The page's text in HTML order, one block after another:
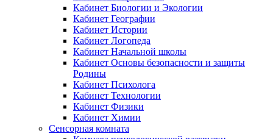
Кабинет Биологии и Экологии
Кабинет Географии
Кабинет Истории
Кабинет Логопеда
Кабинет Начальной школы
Кабинет Основы безопасности и защиты
Родины
Кабинет Психолога
Кабинет Технологии
Кабинет Физики
Кабинет Химии
Сенсорная комната